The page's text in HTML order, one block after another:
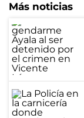
Más noticias